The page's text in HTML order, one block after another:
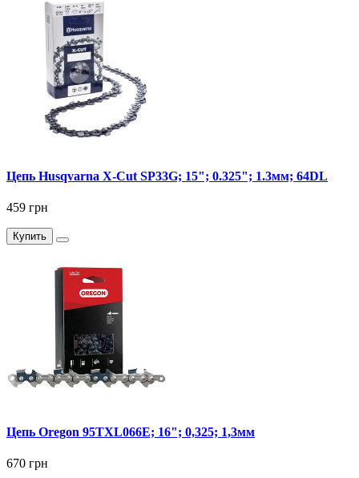
Цепь Husqvarna X-Cut SP33G; 15"; 0.325"; 1.3мм; 64DL
459 грн
Купить
Цепь Oregon 95TXL066E; 16"; 0,325; 1,3мм
670 грн